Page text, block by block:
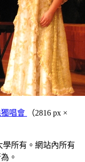
唱會
（2816 px ×
所有。網站內所有
。